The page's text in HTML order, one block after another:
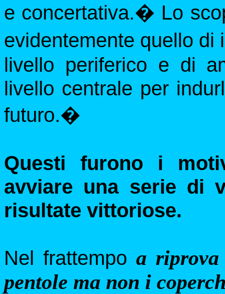
e concertativa.� Lo
evidentemente quello di
livello periferico e di
livello centrale per
futuro.�
Questi furono i
avviare una serie di
risultate vittoriose.
Nel frattempo a
pentole ma non i